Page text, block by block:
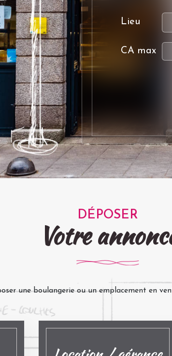
Lieu
CA max
DÉPOSER
Votre
une boulangerie ou un emplacement en